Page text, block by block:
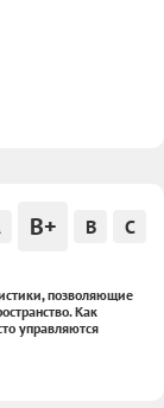
B+ B C
позволяющие
Как
управляются